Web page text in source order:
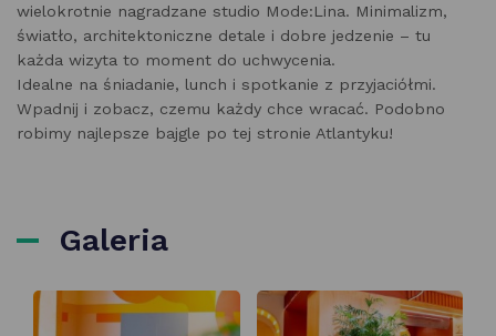
wielokrotnie nagradzane studio Mode:Lina. Minimalizm,
światło, architektoniczne detale i dobre jedzenie – tu
każda wizyta to moment do uchwycenia.
Idealne na śniadanie, lunch i spotkanie z przyjaciółmi.
Wpadnij i zobacz, czemu każdy chce wracać. Podobno
robimy najlepsze bajgle po tej stronie Atlantyku!
Galeria